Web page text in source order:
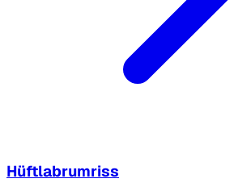
Hüftlabrumriss